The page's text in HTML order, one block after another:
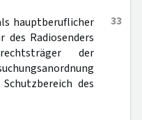
33
hauptberuflicher
Radiosenders
der
des